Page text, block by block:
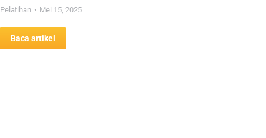
Pelatihan Mei 15, 2025
Baca artikel